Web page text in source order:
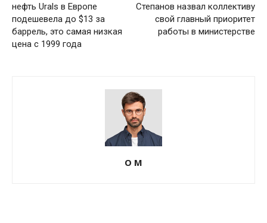
нефть Urals в Европе
подешевела до $13 за
баррель, это самая низкая
цена с 1999 года
Степанов назвал коллективу
свой главный приоритет
работы в министерстве
О М